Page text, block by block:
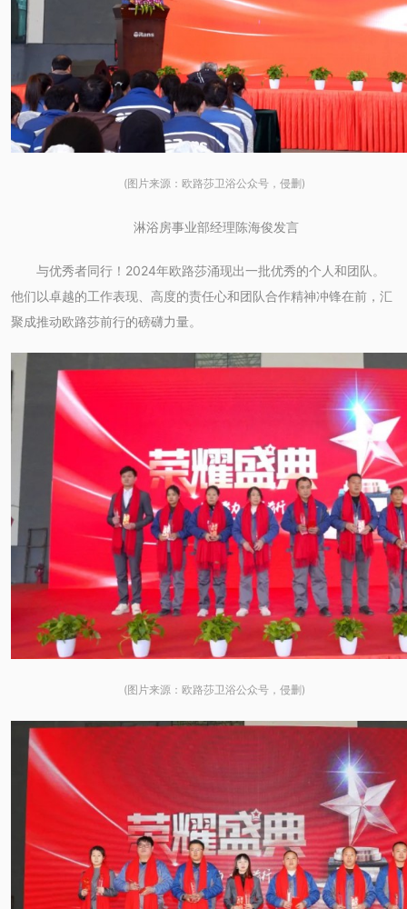
(图片来源：欧路莎卫浴公众号，侵删)
淋浴房事业部经理陈海俊发言
与优秀者同行！2024年欧路莎涌现出一批优秀的个人和团队。
他们以卓越的工作表现、高度的责任心和团队合作精神冲锋在前，汇
聚成推动欧路莎前行的磅礴力量。
(图片来源：欧路莎卫浴公众号，侵删)